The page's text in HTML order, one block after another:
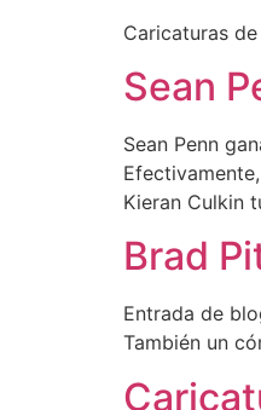
Caricaturas
Sean
Sean Penn
Kieran Culkin
Brad
Entrada de
También un